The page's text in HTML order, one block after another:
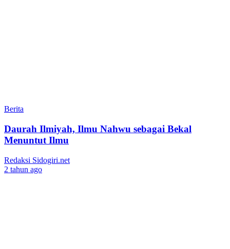
Berita
Daurah Ilmiyah, Ilmu Nahwu sebagai Bekal
Menuntut Ilmu
Redaksi Sidogiri.net
2 tahun ago